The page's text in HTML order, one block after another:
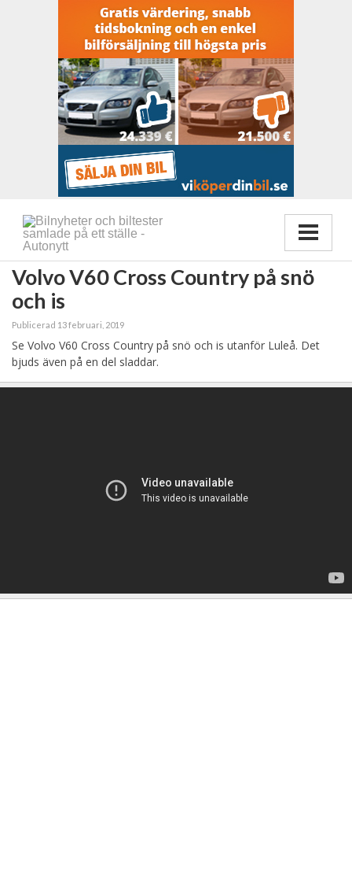
Volvo V60 Cross Country på snö
och is
Publicerad 13 februari, 2019
Se Volvo V60 Cross Country på snö och is utanför Luleå. Det
bjuds även på en del sladdar.